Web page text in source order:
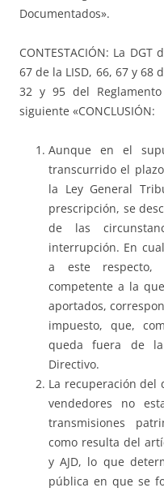
Documentados».
CONTESTACIÓN: La
67 de la LISD, 66, 67 y 68
32 y 95 del
siguiente «CONCLUSIÓN:
Aunque en el
transcurrido el
la Ley General
prescripción, se
de las
interrupción. En
a este
competente a la
aportados,
impuesto, que,
queda fuera de
Directivo.
La recuperación del
vendedores no
transmisiones
como resulta del
y AJD, lo que
pública en que se